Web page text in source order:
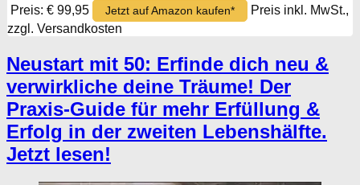
Preis: € 99,95
Jetzt auf Amazon kaufen*
Preis inkl. MwSt.,
zzgl. Versandkosten
Neustart mit 50: Erfinde dich neu &
verwirkliche deine Träume! Der
Praxis-Guide für mehr Erfüllung &
Erfolg in der zweiten Lebenshälfte.
Jetzt lesen!